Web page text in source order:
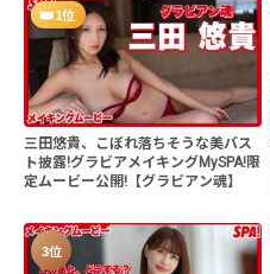
1位
三田悠貴、こぼれ落ちそうな美バス
ト披露!グラビアメイキングMySPA!限
定ムービー公開!【グラビアン魂】
3位